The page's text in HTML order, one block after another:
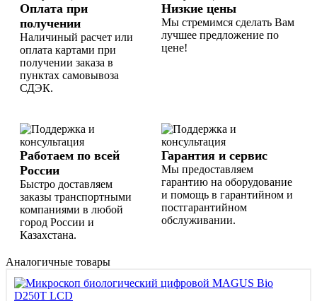
Оплата при
получении
Наличиный расчет или
оплата картами при
получении заказа в
пунктах самовывоза
СДЭК.
Низкие цены
Мы стремимся сделать Вам
лучшее предложение по
цене!
Работаем по всей
России
Быстро доставляем
заказы транспортными
компаниями в любой
город России и
Казахстана.
Гарантия и сервис
Мы предоставляем
гарантию на оборудование
и помощь в гарантийном и
постгарантийном
обслуживании.
Аналогичные товары